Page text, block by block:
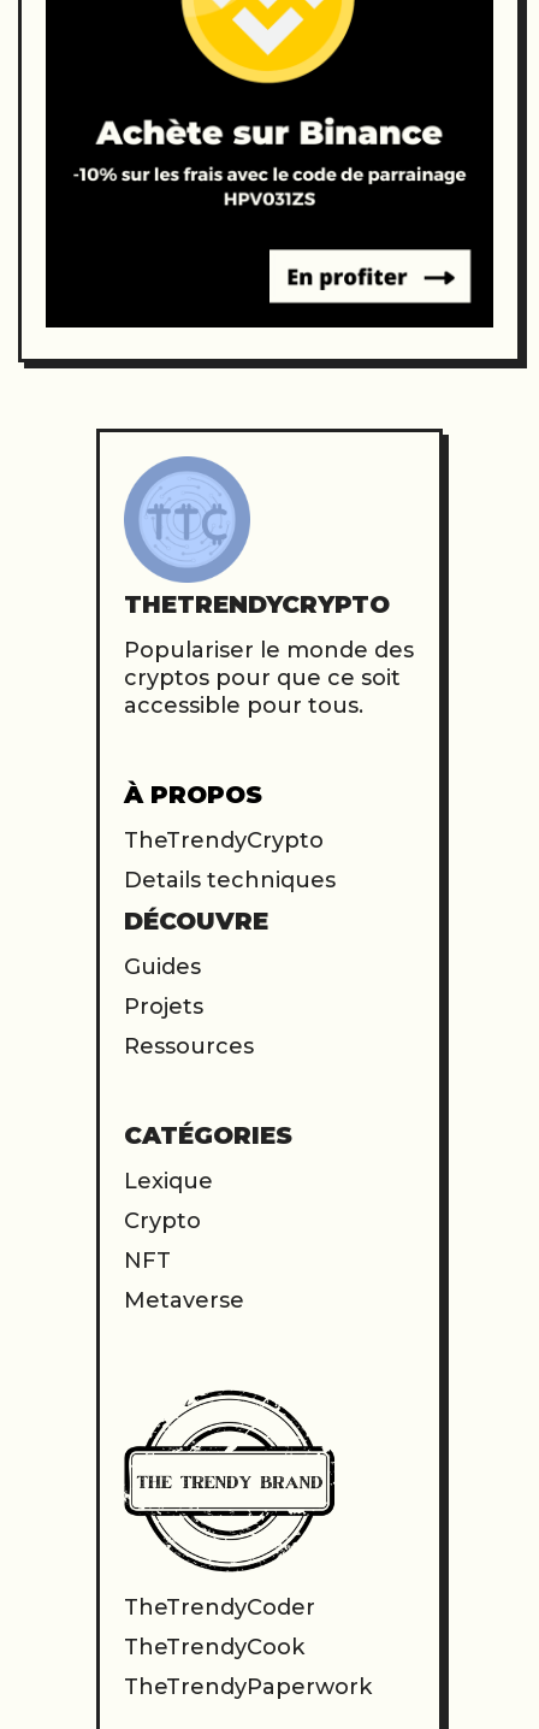
THETRENDYCRYPTO
Populariser le monde des
cryptos pour que ce soit
accessible pour tous.
À PROPOS
TheTrendyCrypto
Details techniques
DÉCOUVRE
Guides
Projets
Ressources
CATÉGORIES
Lexique
Crypto
NFT
Metaverse
TheTrendyCoder
TheTrendyCook
TheTrendyPaperwork